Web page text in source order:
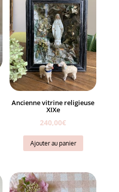
Ancienne vitrine religieuse
XIXe
240,00€
Ajouter au panier